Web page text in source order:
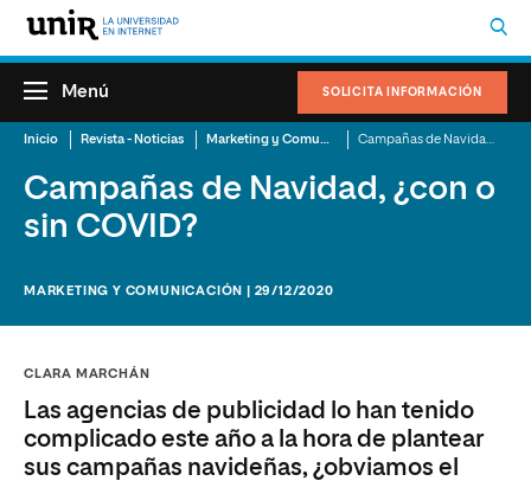
SOLICITA INFORMACIÓN
Menú
Inicio Revista - Noticias Marketing y Comunicación
Campañas de Navidad, ¿con o
sin COVID?
MARKETING Y COMUNICACIÓN | 29/12/2020
CLARA MARCHÁN
Las agencias de publicidad lo han tenido
complicado este año a la hora de plantear
sus campañas navideñas, ¿obviamos el